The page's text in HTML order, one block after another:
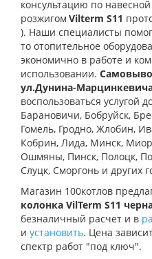
консультацию по
розжигом Vilterm S11
). Наши специалисты
то отопительное
экономично в работе и
использовании.
ул.Дунина-
воспользоваться услугой
Барановичи, Бобруйск,
Гомель, Гродно, Жлобин,
Кобрин, Лида, Минск,
Ошмяны, Пинск, Полоцк,
Слуцк, Сморгонь и других
Магазин 100котлов
колонка VilTerm S11
безналичный расчет и в
и установить. Цена
спектр работ "под ключ".